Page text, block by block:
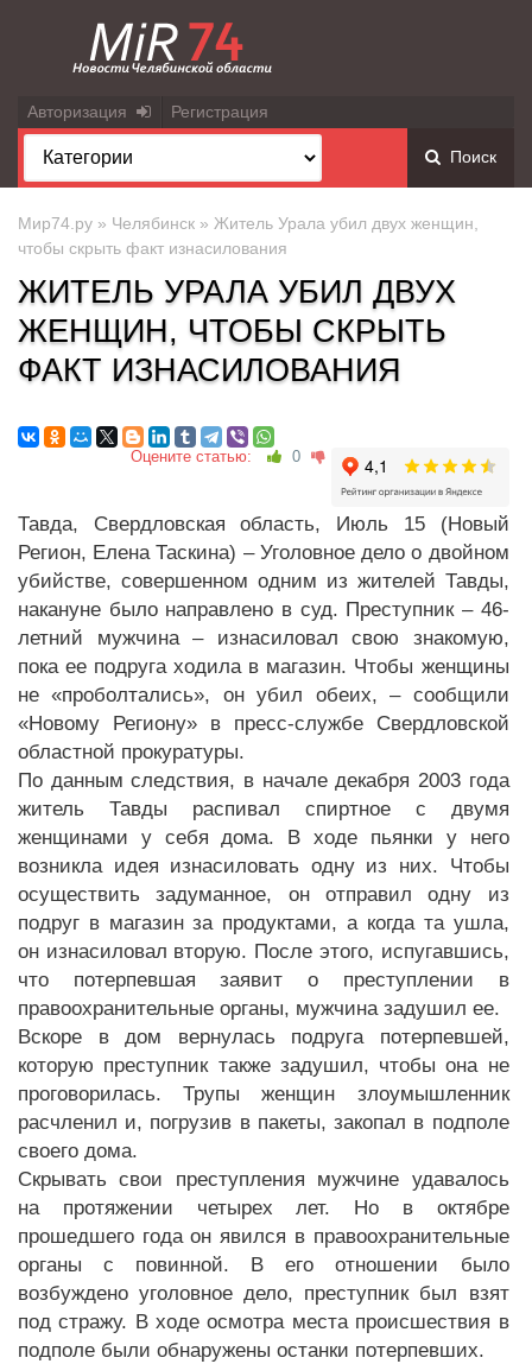
Авторизация Регистрация
Поиск
Мир74.ру » Челябинск » Житель Урала убил двух женщин,
чтобы скрыть факт изнасилования
ЖИТЕЛЬ УРАЛА УБИЛ ДВУХ
ЖЕНЩИН, ЧТОБЫ СКРЫТЬ
ФАКТ ИЗНАСИЛОВАНИЯ
Оцените статью: 0
Тавда, Свердловская область, Июль 15 (Новый
Регион, Елена Таскина) – Уголовное дело о двойном
убийстве, совершенном одним из жителей Тавды,
накануне было направлено в суд. Преступник – 46-
летний мужчина – изнасиловал свою знакомую,
пока ее подруга ходила в магазин. Чтобы женщины
не «проболтались», он убил обеих, – сообщили
«Новому Региону» в пресс-службе Свердловской
областной прокуратуры.
По данным следствия, в начале декабря 2003 года
житель Тавды распивал спиртное с двумя
женщинами у себя дома. В ходе пьянки у него
возникла идея изнасиловать одну из них. Чтобы
осуществить задуманное, он отправил одну из
подруг в магазин за продуктами, а когда та ушла,
он изнасиловал вторую. После этого, испугавшись,
что потерпевшая заявит о преступлении в
правоохранительные органы, мужчина задушил ее.
Вскоре в дом вернулась подруга потерпевшей,
которую преступник также задушил, чтобы она не
проговорилась. Трупы женщин злоумышленник
расчленил и, погрузив в пакеты, закопал в подполе
своего дома.
Скрывать свои преступления мужчине удавалось
на протяжении четырех лет. Но в октябре
прошедшего года он явился в правоохранительные
органы с повинной. В его отношении было
возбуждено уголовное дело, преступник был взят
под стражу. В ходе осмотра места происшествия в
подполе были обнаружены останки потерпевших.